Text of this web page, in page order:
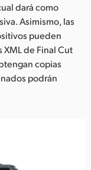
dará como
Asimismo, las
pueden
de Final Cut
copias
podrán